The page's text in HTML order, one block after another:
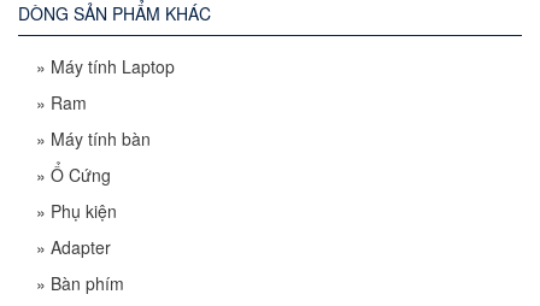
DÒNG SẢN PHẨM KHÁC
» Máy tính Laptop
» Ram
» Máy tính bàn
» Ổ Cứng
» Phụ kiện
» Adapter
» Bàn phím